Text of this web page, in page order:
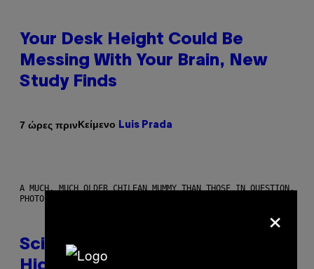
Your Desk Height Could Be
Messing With Your Brain, New
Study Finds
7 ώρες πρινΚείμενο Luis Prada
A MUCH, MUCH OLDER CHILEAN MUMMY THAN THOSE IN QUESTION.
PHOTO: MARTIN BERNETTI/AFP VIA GETTY IMAGES
Scientists Found Smallpox DNA
×